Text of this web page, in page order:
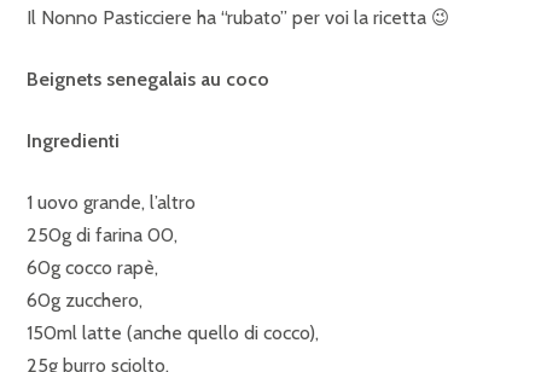
Il Nonno Pasticciere ha “rubato” per voi la ricetta 😉
Beignets senegalais au coco
Ingredienti
1 uovo grande, l’altro
250g di farina 00,
60g cocco rapè,
60g zucchero,
150ml latte (anche quello di cocco),
25g burro sciolto,